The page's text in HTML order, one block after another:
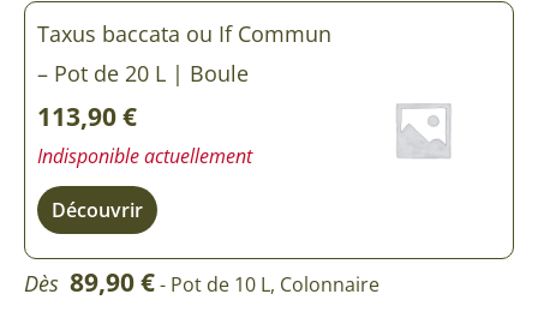
Taxus baccata ou If Commun
– Pot de 20 L | Boule
113,90€
Indisponible actuellement
Découvrir
Dès 89,90€- Pot de 10 L, Colonnaire